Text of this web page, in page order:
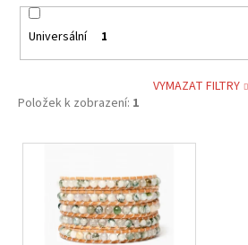
Universální 1
VYMAZAT FILTRY
Položek k zobrazení: 1
V